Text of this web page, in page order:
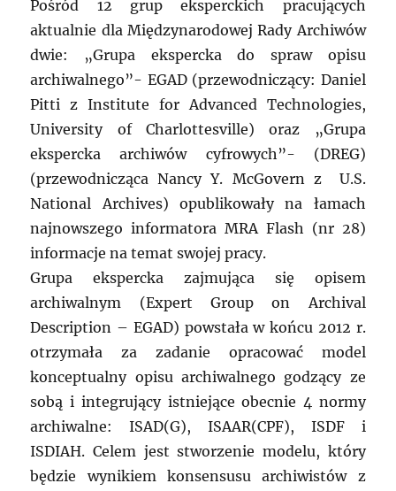
Pośród 12 grup eksperckich pracujących
aktualnie dla Międzynarodowej Rady Archiwów
dwie: „Grupa ekspercka do spraw opisu
archiwalnego”- EGAD (przewodniczący: Daniel
Pitti z Institute for Advanced Technologies,
University of Charlottesville) oraz „Grupa
ekspercka archiwów cyfrowych”- (DREG)
(przewodnicząca Nancy Y. McGovern z U.S.
National Archives) opublikowały na łamach
najnowszego informatora MRA Flash (nr 28)
informacje na temat swojej pracy.
Grupa ekspercka zajmująca się opisem
archiwalnym (Expert Group on Archival
Description – EGAD) powstała w końcu 2012 r.
otrzymała za zadanie opracować model
konceptualny opisu archiwalnego godzący ze
sobą i integrujący istniejące obecnie 4 normy
archiwalne: ISAD(G), ISAAR(CPF), ISDF i
ISDIAH. Celem jest stworzenie modelu, który
będzie wynikiem konsensusu archiwistów z